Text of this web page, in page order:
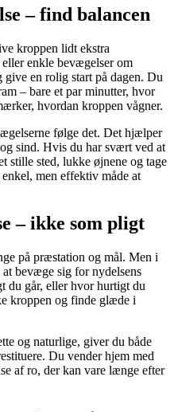
– find balancen
kroppen lidt ekstra
enkle bevægelser om
en rolig start på dagen. Du
– bare et par minutter, hvor
hvordan kroppen vågner.
følge det. Det hjælper
sind. Hvis du har svært ved at
stille sted, lukke øjnene og tage
men effektiv måde at
– ikke som pligt
på præstation og mål. Men i
bevæge sig for nydelsens
du går, eller hvor hurtigt du
kroppen og finde glæde i
og naturlige, giver du både
Du vender hjem med
af ro, der kan vare længe efter